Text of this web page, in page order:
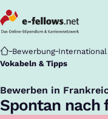
Startseite
Bewerbung
Vokabeln & Tipps
Bewerben in
:
Spontan nach